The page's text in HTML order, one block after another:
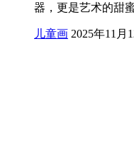
器，更是艺术的甜
儿童画 2025年11月